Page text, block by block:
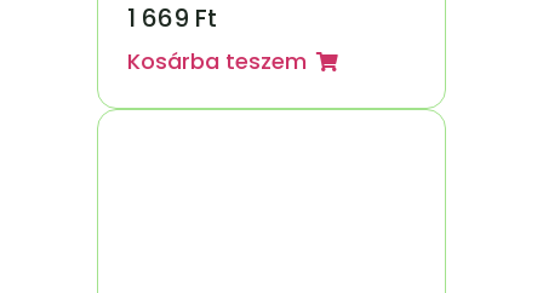
1 669 Ft
Kosárba teszem